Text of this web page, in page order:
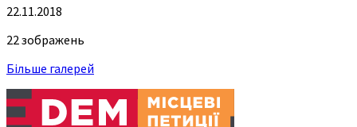
22.11.2018
22 зображень
Більше галерей